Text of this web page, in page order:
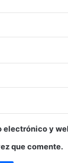
electrónico y
que comente.